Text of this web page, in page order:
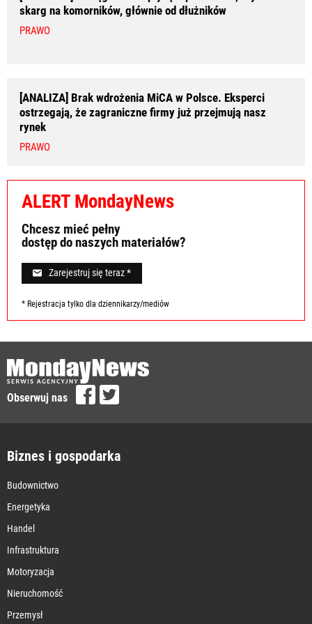
skarg na komorników, głównie od dłużników
PRAWO
[ANALIZA] Brak wdrożenia MiCA w Polsce. Eksperci
ostrzegają, że zagraniczne firmy już przejmują nasz
rynek
PRAWO
ALERT MondayNews
Chcesz mieć pełny
dostęp do naszych materiałów?
Zarejestruj się teraz *
* Rejestracja tylko dla dziennikarzy/mediów
Obserwuj nas
Biznes i gospodarka
Budownictwo
Energetyka
Handel
Infrastruktura
Motoryzacja
Nieruchomość
Przemysł